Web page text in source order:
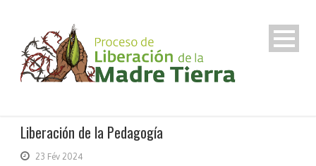
Liberación de la Pedagogía
23 Fév 2024